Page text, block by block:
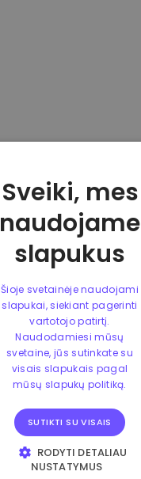
Sveiki, mes
naudojame
slapukus
Šioje svetainėje naudojami
slapukai, siekiant pagerinti
vartotojo patirtį.
Naudodamiesi mūsų
svetaine, jūs sutinkate su
visais slapukais pagal
mūsų slapukų politiką.
SUTIKTI SU VISAIS
RODYTI DETALIAU
NUSTATYMUS